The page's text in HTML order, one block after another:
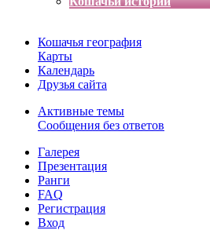
Кошачья география
Карты
Календарь
Друзья сайта
Активные темы
Сообщения без ответов
Галерея
Презентация
Ранги
FAQ
Регистрация
Вход